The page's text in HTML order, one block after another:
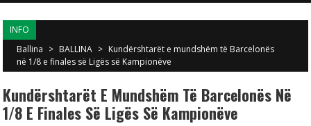
INFO
Ballina > BALLINA > Kundërshtarët e mundshëm të Barcelonës
në 1/8 e finales së Ligës së Kampionëve
Kundërshtarët E Mundshëm Të Barcelonës Në
1/8 E Finales Së Ligës Së Kampionëve